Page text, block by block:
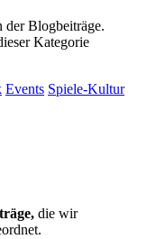
der Blogbeiträge.
Kategorie
Events Spiele-Kultur
die wir